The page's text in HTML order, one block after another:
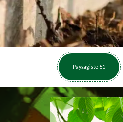
Paysagiste 51